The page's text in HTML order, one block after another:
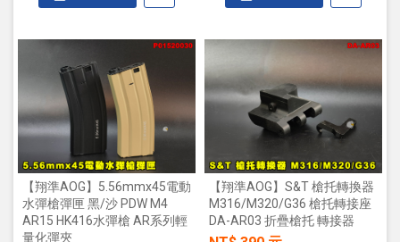
【翔準AOG】5.56mmx45電動
水彈槍彈匣 黑/沙 PDW M4
AR15 HK416水彈槍 AR系列輕
量化彈夾
【翔準AOG】S&T 槍托轉換器
M316/M320/G36 槍托轉接座
DA-AR03 折疊槍托 轉接器